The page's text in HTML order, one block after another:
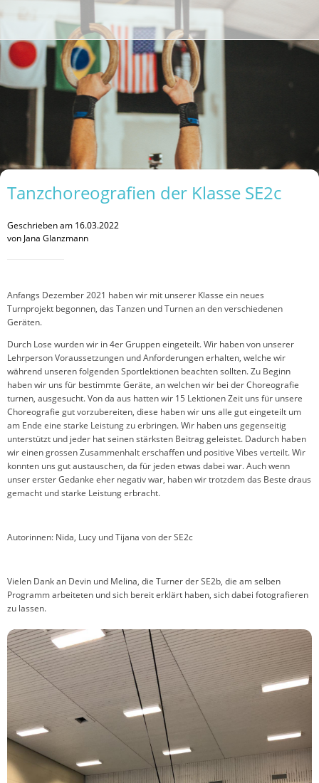
Tanzchoreografien der Klasse SE2c
Geschrieben am 16.03.2022
von Jana Glanzmann
Anfangs Dezember 2021 haben wir mit unserer Klasse ein neues
Turnprojekt begonnen, das Tanzen und Turnen an den verschiedenen
Geräten.
Durch Lose wurden wir in 4er Gruppen eingeteilt. Wir haben von unserer
Lehrperson Voraussetzungen und Anforderungen erhalten, welche wir
während unseren folgenden Sportlektionen beachten sollten. Zu Beginn
haben wir uns für bestimmte Geräte, an welchen wir bei der Choreografie
turnen, ausgesucht. Von da aus hatten wir 15 Lektionen Zeit uns für unsere
Choreografie gut vorzubereiten, diese haben wir uns alle gut eingeteilt um
am Ende eine starke Leistung zu erbringen. Wir haben uns gegenseitig
unterstützt und jeder hat seinen stärksten Beitrag geleistet. Dadurch haben
wir einen grossen Zusammenhalt erschaffen und positive Vibes verteilt. Wir
konnten uns gut austauschen, da für jeden etwas dabei war. Auch wenn
unser erster Gedanke eher negativ war, haben wir trotzdem das Beste draus
gemacht und starke Leistung erbracht.
Autorinnen: Nida, Lucy und Tijana von der SE2c
Vielen Dank an Devin und Melina, die Turner der SE2b, die am selben
Programm arbeiteten und sich bereit erklärt haben, sich dabei fotografieren
zu lassen.